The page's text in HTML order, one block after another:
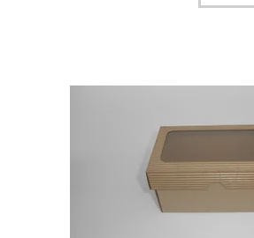
Materiál - Mikrovlnná lepenka Barva - hnědá
Na dotaz